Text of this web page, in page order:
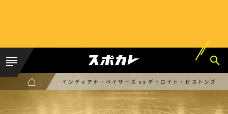
インディアナ・ペイサーズ vs デトロイト・ピストンズ